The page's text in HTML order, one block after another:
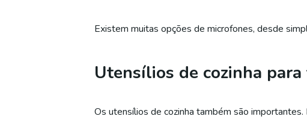
Existem muitas opções de microfones, desde
Utensílios de cozinha
Os utensílios de cozinha também são